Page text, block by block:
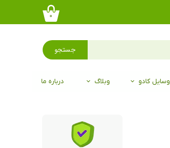
۰
جستجو
وسایل کادو وبلاگ درباره ما